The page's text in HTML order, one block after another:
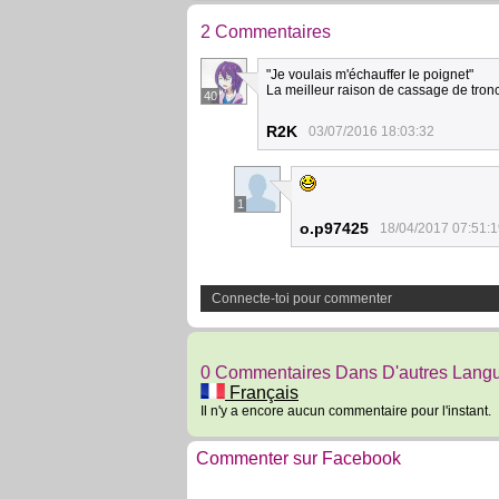
2 Commentaires
40
"Je voulais m'échauffer le poignet"
La meilleur raison de cassage de
R2K 03/07/2016 18:03:32
1
o.p97425 18/04/2017
Connecte-toi pour commenter
0 Commentaires Dans D'autres
Français
Il n'y a encore aucun commentaire pour l'instant.
Commenter sur Facebook